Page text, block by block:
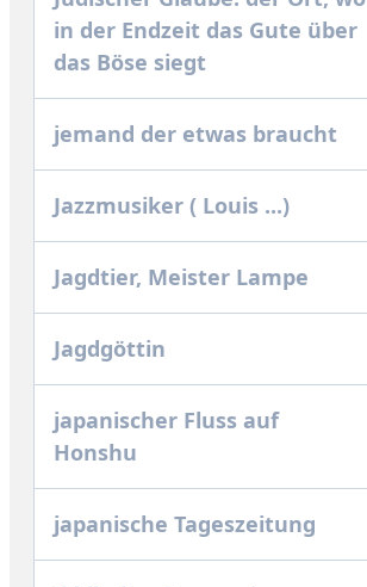
in der Endzeit das Gute über
das Böse siegt
jemand der etwas braucht
Jazzmusiker ( Louis ...)
Jagdtier, Meister Lampe
Jagdgöttin
japanischer Fluss auf
Honshu
japanische Tageszeitung